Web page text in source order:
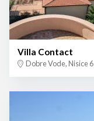
Villa Contact
Dobre Vode, Nisice